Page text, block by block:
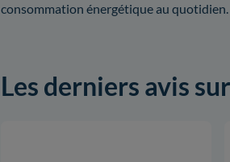
consommation énergétique au quotidien.
Les derniers avis